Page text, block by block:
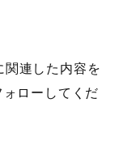
連した内容を
ローしてくだ